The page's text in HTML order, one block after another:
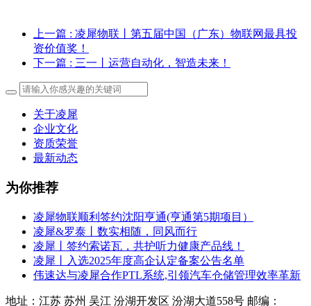
上一篇 : 凌犀物联丨第五届中国（广东）物联网最具投
资价值奖！
下一篇 : 三一丨运营自动化，智造未来！
关于凌犀
企业文化
资质荣誉
最新动态
为你推荐
凌犀物联顺利签约沈阳亨通(亨通第5期项目）
凌犀&罗泰丨数实相随，同风而行
凌犀丨签约索诺瓦，共护听力健康产品线！
凌犀丨入选2025年度高企认定备案公告名单
伟速达与凌犀合作PTL系统,引领汽车仓储管理效率革新
地址：江苏 苏州 吴江 汾湖开发区 汾湖大道558号 邮编：